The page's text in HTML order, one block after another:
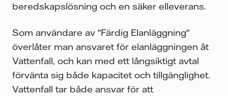
beredskapslösning och en säker elleverans.
Som användare av "Färdig Elanläggning"
överlåter man ansvaret för elanläggningen åt
Vattenfall, och kan med ett långsiktigt avtal
förvänta sig både kapacitet och tillgänglighet.
Vattenfall tar både ansvar för att